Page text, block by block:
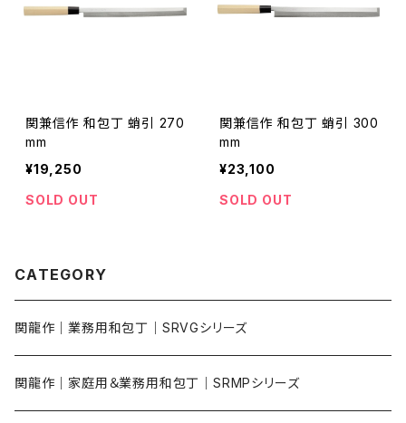
関兼信作 和包丁 蛸引 270
mm
¥19,250
SOLD OUT
関兼信作 和包丁 蛸引 300
mm
¥23,100
SOLD OUT
CATEGORY
関龍作｜業務用和包丁｜SRVGシリーズ
関龍作｜家庭用＆業務用和包丁｜SRMPシリーズ